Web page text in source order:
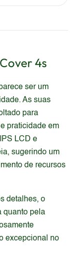
4s
ser um
As suas
para
praticidade em
LCD e
sugerindo um
de recursos
detalhes, o
quanto pela
excepcional no